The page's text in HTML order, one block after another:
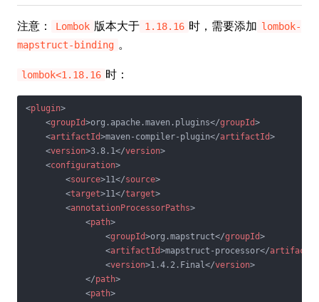
注意： Lombok 版本大于 1.18.16 时，需要添加 lombok-
mapstruct-binding 。
lombok<1.18.16 时：
<plugin>
<groupId>org.apache.maven.plugins</groupId>
<artifactId>maven-compiler-plugin</artifactId>
<version>3.8.1</version>
<configuration>
<source>11</source>
<target>11</target>
<annotationProcessorPaths>
<path>
<groupId>org.mapstruct</groupId>
<artifactId>mapstruct-processor</artifactId
<version>1.4.2.Final</version>
</path>
<path>